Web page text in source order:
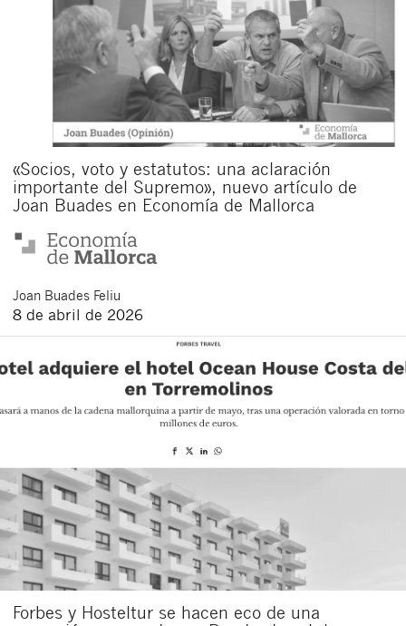
«Socios, voto y estatutos: una aclaración
importante del Supremo», nuevo artículo de
Joan Buades en Economía de Mallorca
Joan Buades Feliu
8 de abril de 2026
Forbes y Hosteltur se hacen eco de una